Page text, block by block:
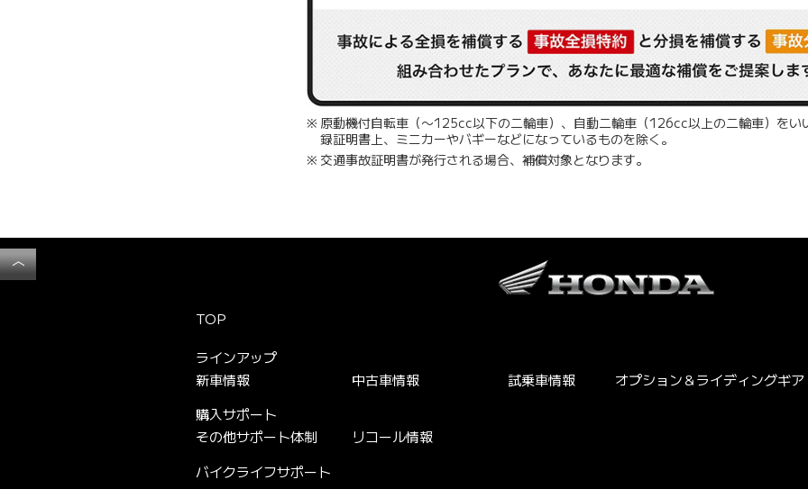
※ 原動機付自転車（〜125cc以下の二輪車）、自動二輪車（126cc以上の二輪車）をい
録証明書上、ミニカーやバギーなどになっているものを除く。
※ 交通事故証明書が発行される場合、補償対象となります。
︿
TOP
ラインアップ
購入サポート
その他サポート体制
バイクライフサポート
リコール情報
新車情報 中古車情報 試乗車情報 オプション＆ライディングギア